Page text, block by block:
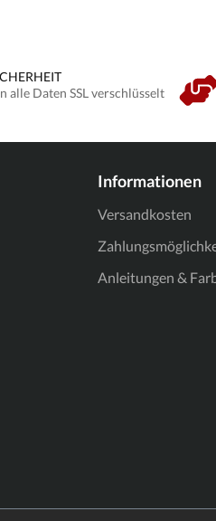
alle Daten SSL verschlüsselt
Informationen
Versandkosten
Anleitungen &